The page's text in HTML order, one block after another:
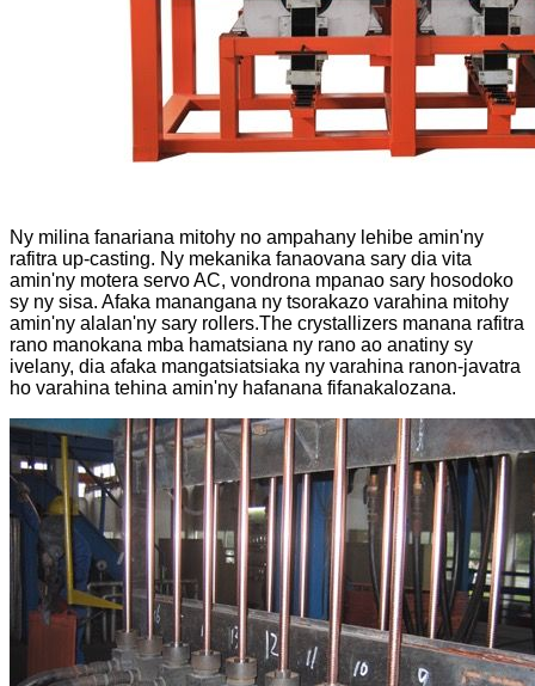
Ny milina fanariana mitohy no ampahany lehibe amin'ny
rafitra up-casting. Ny mekanika fanaovana sary dia vita
amin'ny motera servo AC, vondrona mpanao sary hosodoko
sy ny sisa. Afaka manangana ny tsorakazo varahina mitohy
amin'ny alalan'ny sary rollers.The crystallizers manana rafitra
rano manokana mba hamatsiana ny rano ao anatiny sy
ivelany, dia afaka mangatsiatsiaka ny varahina ranon-javatra
ho varahina tehina amin'ny hafanana fifanakalozana.